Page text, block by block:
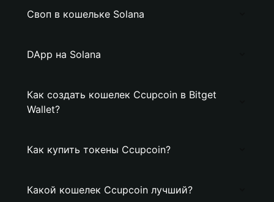
Своп в кошельке Solana
DApp на Solana
Как создать кошелек Ccupcoin в Bitget
Wallet?
Как купить токены Ccupcoin?
Какой кошелек Ccupcoin лучший?